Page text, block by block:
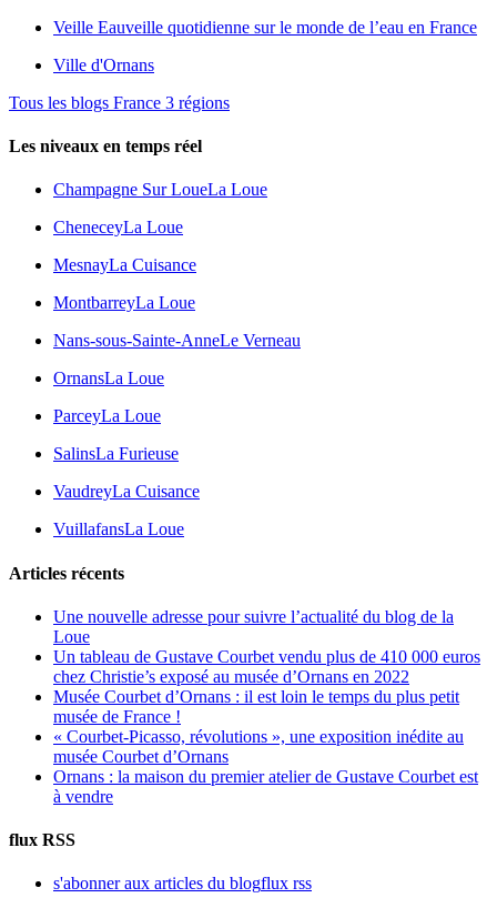
Veille Eauveille quotidienne sur le monde de l’eau en France
Ville d'Ornans
Tous les blogs France 3 régions
Les niveaux en temps réel
Champagne Sur LoueLa Loue
CheneceyLa Loue
MesnayLa Cuisance
MontbarreyLa Loue
Nans-sous-Sainte-AnneLe Verneau
OrnansLa Loue
ParceyLa Loue
SalinsLa Furieuse
VaudreyLa Cuisance
VuillafansLa Loue
Articles récents
Une nouvelle adresse pour suivre l’actualité du blog de la
Loue
Un tableau de Gustave Courbet vendu plus de 410 000 euros
chez Christie’s exposé au musée d’Ornans en 2022
Musée Courbet d’Ornans : il est loin le temps du plus petit
musée de France !
« Courbet-Picasso, révolutions », une exposition inédite au
musée Courbet d’Ornans
Ornans : la maison du premier atelier de Gustave Courbet est
à vendre
flux RSS
s'abonner aux articles du blogflux rss